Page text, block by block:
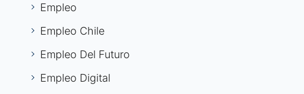
Empleo
Empleo Chile
Empleo Del Futuro
Empleo Digital